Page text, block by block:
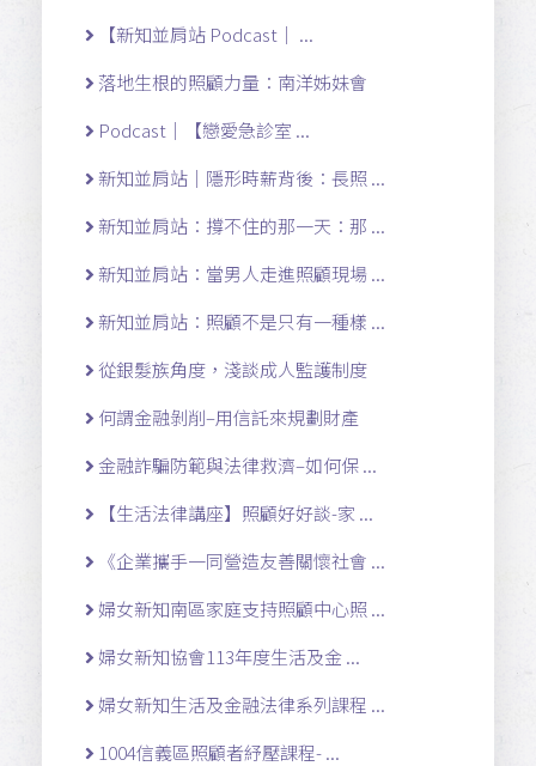
【新知並肩站 Podcast｜ ...
落地生根的照顧力量：南洋姊妹會
Podcast｜【戀愛急診室 ...
新知並肩站｜隱形時薪背後：長照 ...
新知並肩站：撐不住的那一天：那 ...
新知並肩站：當男人走進照顧現場 ...
新知並肩站：照顧不是只有一種樣 ...
從銀髮族角度，淺談成人監護制度
何謂金融剝削–用信託來規劃財產
金融詐騙防範與法律救濟–如何保 ...
【生活法律講座】照顧好好談-家 ...
《企業攜手一同營造友善關懷社會 ...
婦女新知南區家庭支持照顧中心照 ...
婦女新知協會113年度生活及金 ...
婦女新知生活及金融法律系列課程 ...
1004信義區照顧者紓壓課程- ...